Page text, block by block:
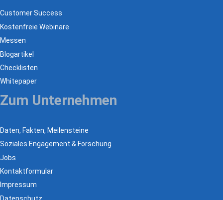
Customer Success
Kostenfreie Webinare
Messen
Blogartikel
Checklisten
Whitepaper
Zum Unternehmen
Daten, Fakten, Meilensteine
Soziales Engagement & Forschung
Jobs
Kontaktformular
Impressum
Datenschutz